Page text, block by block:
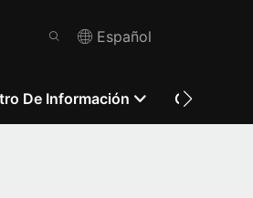
Español
De Información